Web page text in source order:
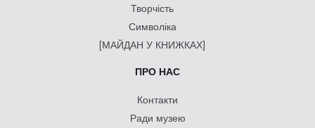
Творчість
Символіка
[МАЙДАН У КНИЖКАХ]
ПРО НАС
Контакти
Ради музею